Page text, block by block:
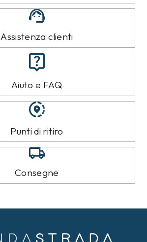
Assistenza clienti
Aiuto e FAQ
Punti di ritiro
Consegne